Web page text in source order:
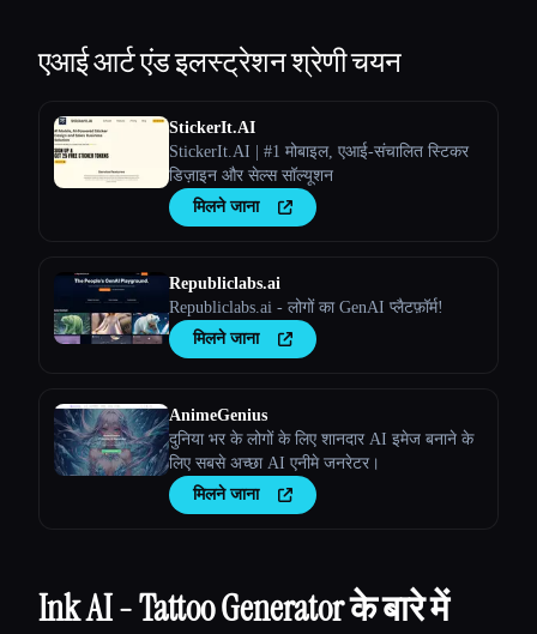
एआई आर्ट एंड इलस्ट्रेशनश्रेणी चयन
StickerIt.AI
StickerIt.AI | #1 मोबाइल, एआई-संचालित स्टिकर
डिज़ाइन और सेल्स सॉल्यूशन
मिलने जाना
Republiclabs.ai
Republiclabs.ai - लोगों का GenAI प्लैटफ़ॉर्म!
मिलने जाना
AnimeGenius
दुनिया भर के लोगों के लिए शानदार AI इमेज बनाने के
लिए सबसे अच्छा AI एनीमे जनरेटर।
मिलने जाना
Ink AI - Tattoo Generator के बारे में